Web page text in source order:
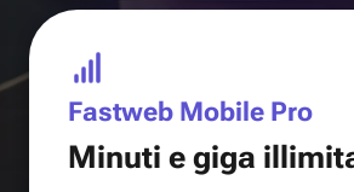
Fastweb Mobile Pro
Minuti e giga